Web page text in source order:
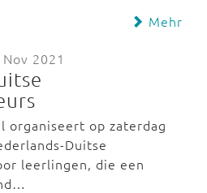
Mehr
2021
organiseert op zaterdag
Duitse
leerlingen, die een